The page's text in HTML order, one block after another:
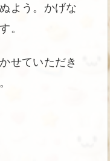
よう。かげな
。
せていただき